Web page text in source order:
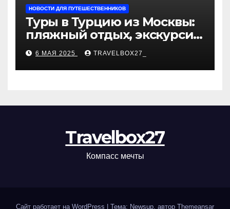
НОВОСТИ ДЛЯ ПУТЕШЕСТВЕННИКОВ
Туры в Турцию из Москвы:
пляжный отдых, экскурсии
и лучшие курорты
6 МАЯ 2025 TRAVELBOX27_
Travelbox27
Компасс мечты
Сайт работает на WordPress Тема: Newsup, автор Themeansar